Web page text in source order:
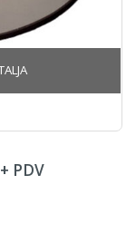
Price
+ PDV